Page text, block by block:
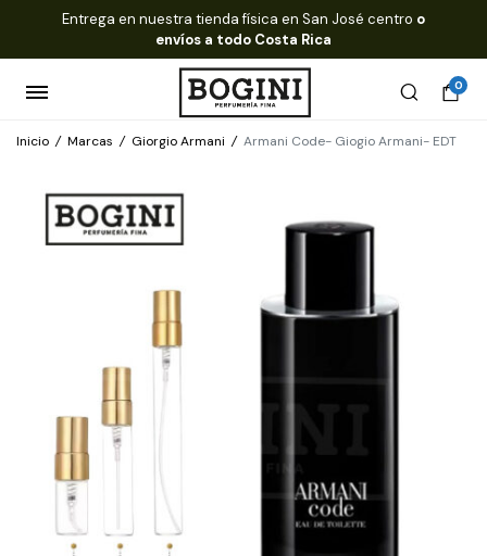
Entrega en nuestra tienda física en San José centro o
envíos a todo Costa Rica
0
Inicio / Marcas / Giorgio Armani / Armani Code- Giogio Armani- EDT